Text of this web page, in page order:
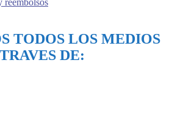
reembolsos
TODOS LOS MEDIOS
DE: